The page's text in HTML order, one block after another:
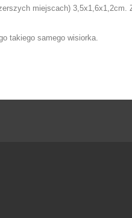
miejscach) 3,5x1,6x1,2cm.
takiego samego wisiorka.